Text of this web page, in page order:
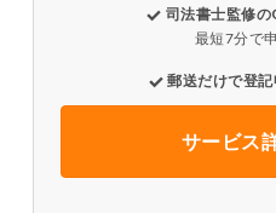
司法書士監修の
最短7分で
郵送だけで登
サービス